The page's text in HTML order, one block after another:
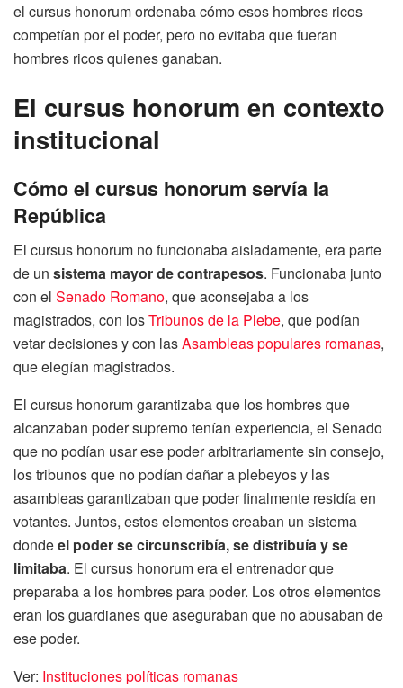
el cursus honorum ordenaba cómo esos hombres ricos
competían por el poder, pero no evitaba que fueran
hombres ricos quienes ganaban.
El cursus honorum en contexto
institucional
Cómo el cursus honorum servía la
República
El cursus honorum no funcionaba aisladamente, era parte
de un sistema mayor de contrapesos. Funcionaba junto
con el Senado Romano, que aconsejaba a los
magistrados, con losTribunos de la Plebe, que podían
vetar decisiones y con lasAsambleas populares romanas,
que elegían magistrados.
El cursus honorum garantizaba que los hombres que
alcanzaban poder supremo tenían experiencia, el Senado
que no podían usar ese poder arbitrariamente sin consejo,
los tribunos que no podían dañar a plebeyos y las
asambleas garantizaban que poder finalmente residía en
votantes. Juntos, estos elementos creaban un sistema
dondeel poder se circunscribía, se distribuía y se
limitaba. El cursus honorum era el entrenador que
preparaba a los hombres para poder. Los otros elementos
eran los guardianes que aseguraban que no abusaban de
ese poder.
Ver: Instituciones políticas romanas